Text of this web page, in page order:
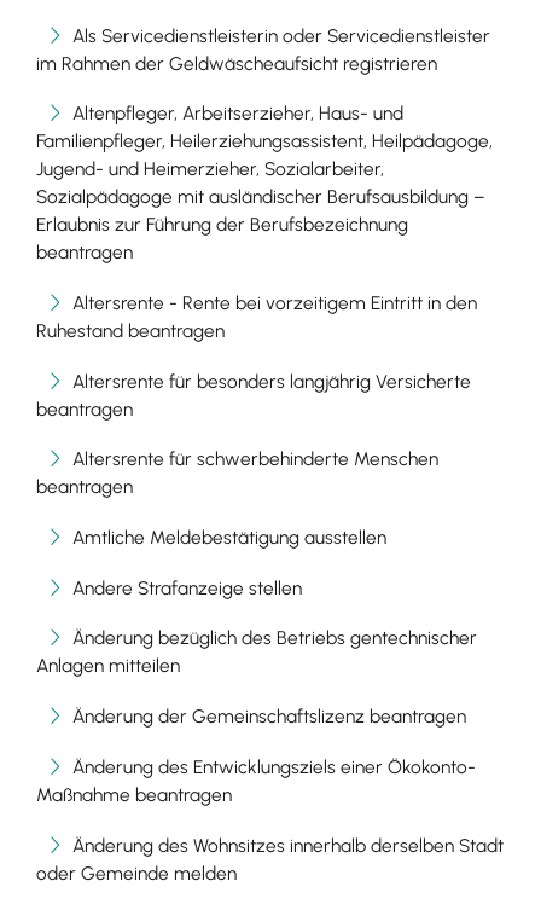
Als Servicedienstleisterin oder Servicedienstleister
im Rahmen der Geldwäscheaufsicht registrieren
Altenpfleger, Arbeitserzieher, Haus- und
Familienpfleger, Heilerziehungsassistent, Heilpädagoge,
Jugend- und Heimerzieher, Sozialarbeiter,
Sozialpädagoge mit ausländischer Berufsausbildung –
Erlaubnis zur Führung der Berufsbezeichnung
beantragen
Altersrente - Rente bei vorzeitigem Eintritt in den
Ruhestand beantragen
Altersrente für besonders langjährig Versicherte
beantragen
Altersrente für schwerbehinderte Menschen
beantragen
Amtliche Meldebestätigung ausstellen
Andere Strafanzeige stellen
Änderung bezüglich des Betriebs gentechnischer
Anlagen mitteilen
Änderung der Gemeinschaftslizenz beantragen
Änderung des Entwicklungsziels einer Ökokonto-
Maßnahme beantragen
Änderung des Wohnsitzes innerhalb derselben Stadt
oder Gemeinde melden